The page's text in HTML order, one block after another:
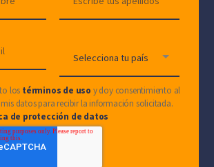
los términos de uso y doy consentimiento al
datos para recibir la información solicitada.
de protección de datos